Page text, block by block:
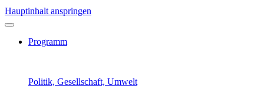
Hauptinhalt anspringen
Programm
Politik, Gesellschaft, Umwelt